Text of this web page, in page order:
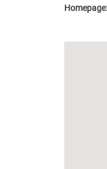
Homepage: